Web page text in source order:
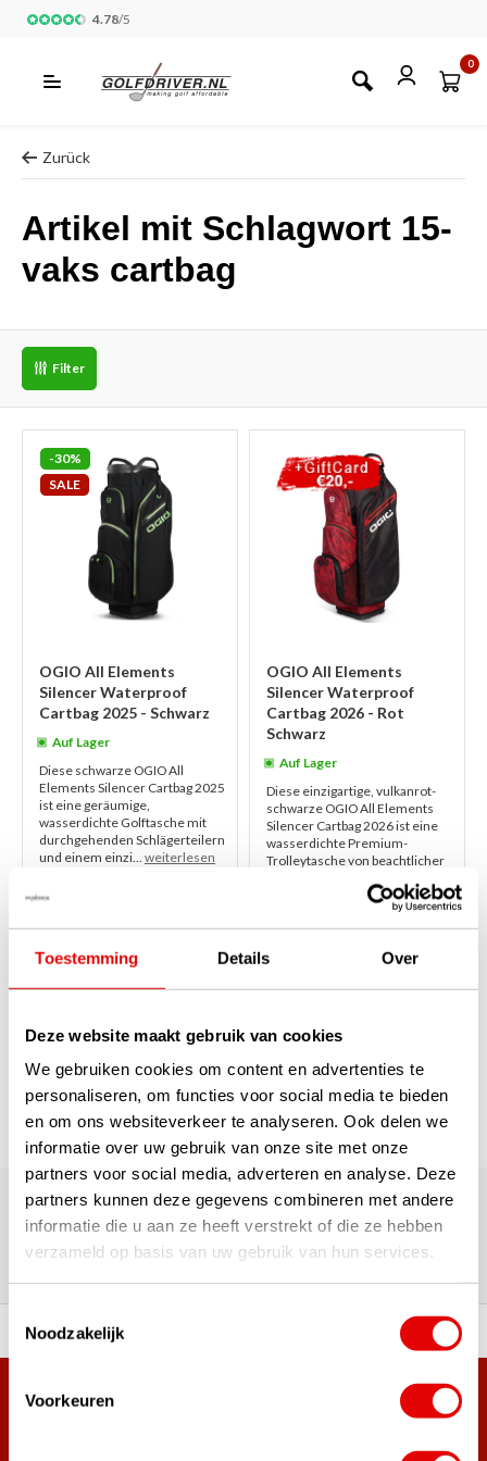
Toestemming Details Over
Deze website maakt gebruik van cookies
We gebruiken cookies om content en advertenties te
personaliseren, om functies voor social media te bieden
en om ons websiteverkeer te analyseren. Ook delen we
informatie over uw gebruik van onze site met onze
partners voor social media, adverteren en analyse. Deze
partners kunnen deze gegevens combineren met andere
informatie die u aan ze heeft verstrekt of die ze hebben
verzameld op basis van uw gebruik van hun services.
Toestemmingsselectie
Noodzakelijk
Voorkeuren
4.78/5
0
Zurück
Artikel mit Schlagwort 15-
vaks cartbag
Filter
-30%
SALE
OGIO All Elements
Silencer Waterproof
Cartbag 2025 - Schwarz
Auf Lager
Diese schwarze OGIO All
Elements Silencer Cartbag 2025
ist eine geräumige,
wasserdichte Golftasche mit
durchgehenden Schlägerteilern
und einem einzi... weiterlesen
€429,00
OGIO All Elements
Silencer Waterproof
Cartbag 2026 - Rot
Schwarz
Auf Lager
Diese einzigartige, vulkanrot-
schwarze OGIO All Elements
Silencer Cartbag 2026 ist eine
wasserdichte Premium-
Trolleytasche von beachtlicher
Seite 1 von 1
Über 180.000 Kunden | Über 5.000 Bewertungen | Trusted
Shops, TrustPilot, Google
Bewertungen: Das sagen unsere
Kunden
an Top-Marken! Vor 15:00 Uhr bestellt,
Mehr als 38.000 Kunden haben sich bereits